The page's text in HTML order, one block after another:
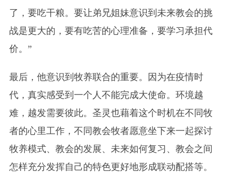
了，要吃干粮。要让弟兄姐妹意识到未来教会的挑
战是更大的，要有吃苦的心理准备，要学习承担代
价。”
最后，他意识到牧养联合的重要。因为在疫情时
代，真实感受到一个人不能完成大使命。环境越
难，越发需要彼此。圣灵也藉着这个时机在不同牧
者的心里工作，不同教会牧者愿意坐下来一起探讨
牧养模式、教会的发展、未来如何复习、教会之间
怎样充分发挥自己的特色更好地形成联动配搭等。